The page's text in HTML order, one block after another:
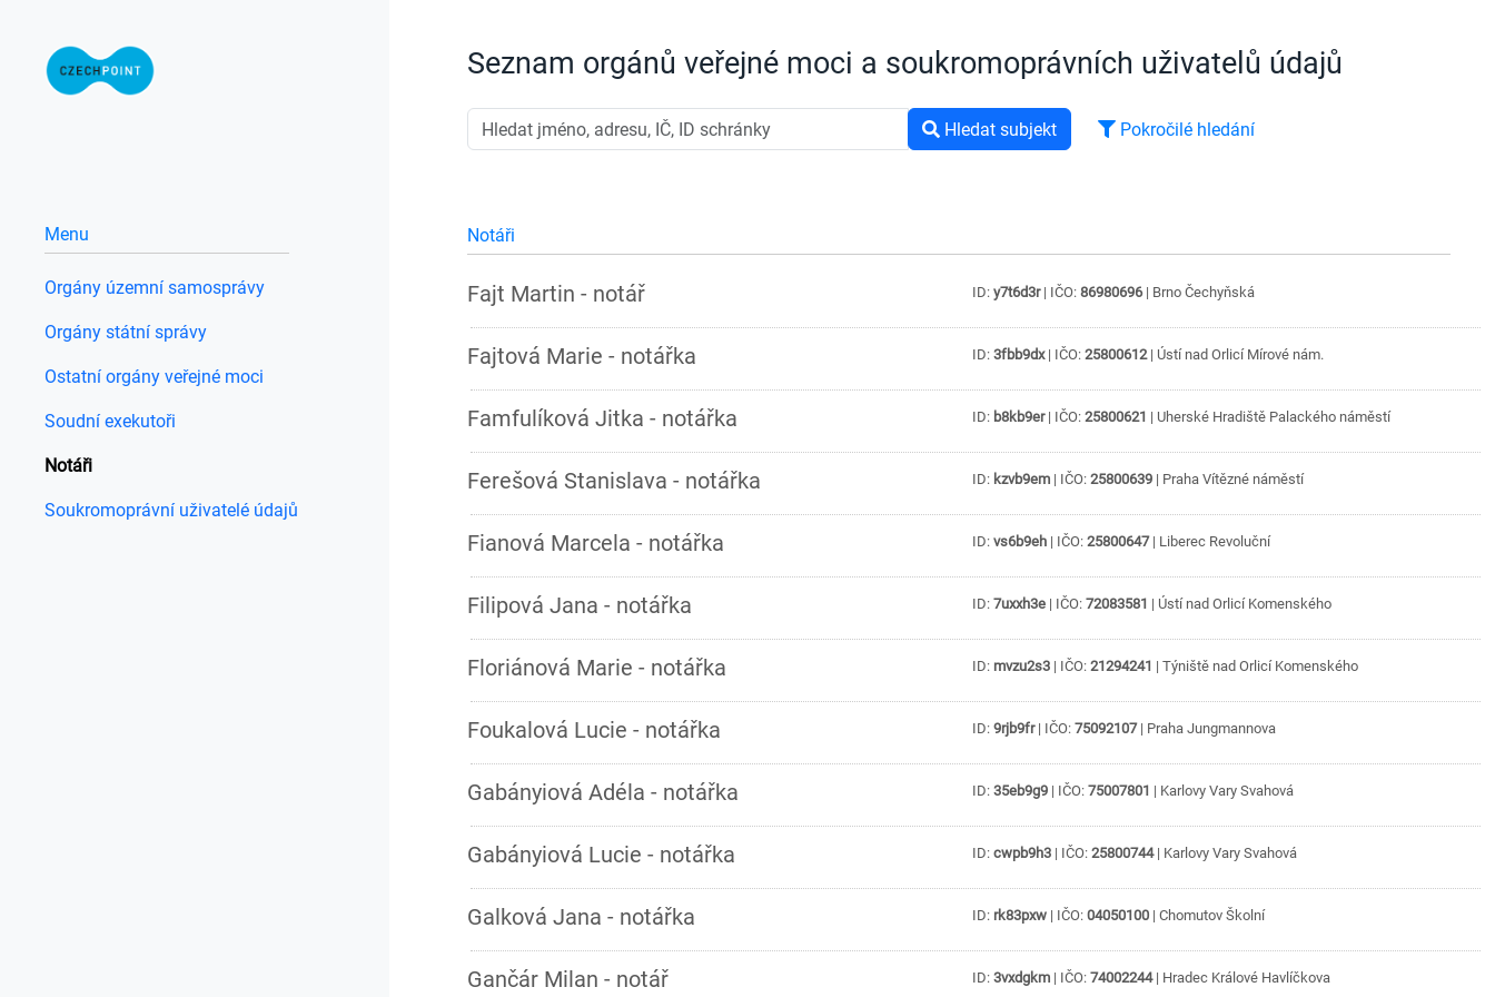
Menu
Orgány územní samosprávy
Orgány státní správy
Ostatní orgány veřejné moci
Soudní exekutoři
Notáři
Soukromoprávní uživatelé údajů
Seznam orgánů veřejné moci a soukromoprávních uživatelů údajů
Hledat subjekt Pokročilé hledání
Notáři
Fajt Martin - notář ID:y7t6d3r| IČO:86980696| BrnoČechyňská
Fajtová Marie - notářka ID:3fbb9dx| IČO:25800612| Ústí nad Orlicí Mírové nám.
Famfulíková Jitka - notářka ID: b8kb9er| IČO:25800621 | Uherské Hradiště Palackého náměstí
Ferešová Stanislava - notářka ID: kzvb9em | IČO:25800639 | PrahaVítězné náměstí
Fianová Marcela - notářka ID:vs6b9eh | IČO:25800647| Liberec Revoluční
Filipová Jana - notářka ID:7uxxh3e | IČO:72083581 | Ústí nad Orlicí Komenského
Floriánová Marie - notářka ID: mvzu2s3 | IČO:21294241 | Týniště nad Orlicí Komenského
Foukalová Lucie - notářka ID:9rjb9fr| IČO:75092107| PrahaJungmannova
Gabányiová Adéla - notářka ID:35eb9g9 | IČO:75007801 | Karlovy VarySvahová
Gabányiová Lucie - notářka ID:cwpb9h3 | IČO:25800744| Karlovy VarySvahová
Galková Jana - notářka ID: rk83pxw | IČO:04050100 | ChomutovŠkolní
Gančár Milan - notář ID:3vxdgkm | IČO:74002244| Hradec Králové Havlíčkova